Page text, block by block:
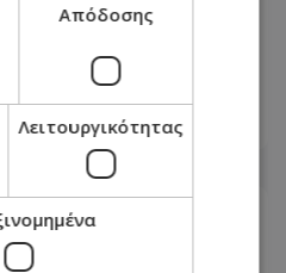
Τσερίου:
σε μεγάλο τμήμα
ανέβασε πολίτης
Απόδοσης
Λειτουργικότητας